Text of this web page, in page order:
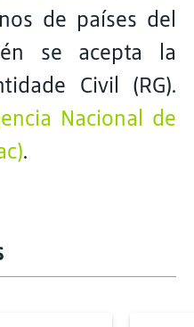
de países del
se acepta la
Civil (RG).
Nacional de
.